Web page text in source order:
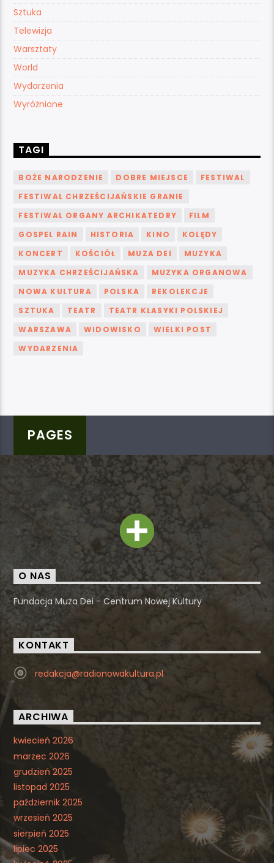
Sztuka
Telewizja
Warsztaty
World
Wydarzenia
Wyróżnione
TAGI
BOŻE NARODZENIE DOBRE MIEJSCE
FESTIWAL
FESTIWAL CHRZEŚCIJAŃSKIE GRANIE
FESTIWAL ORGANY ARCHIKATEDRY
FILM
GOSPEL RAIN
HISTORIA KINO
KOLĘDY
KONCERT
KOŚCIÓŁ MUZA DEI
MUZYKA
MUZYKA CHRZEŚCIJAŃSKA
MUZYKA ORGANOWA
NOWA KULTURA
POLSKA
REKOLEKCJE
SZTUKA
TEATR
TEATR KLASYKI POLSKIEJ
WARSZAWA
WIDOWISKO
WIELKI POST
WYDARZENIA
PAGES
O NAS
Fundacja Muza Dei - Centrum Nowej Kultury
KONTAKT
redakcja@radionowakultura.pl
ARCHIWA
kwiecień 2026
marzec 2026
grudzień 2025
listopad 2025
październik 2025
wrzesień 2025
sierpień 2025
lipiec 2025